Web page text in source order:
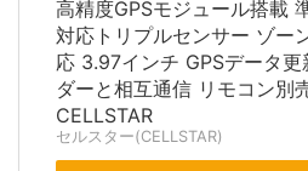
高精度GPSモジュール搭載
対応トリプルセンサー ゾー
応 3.97インチ GPSデータ
ダーと相互通信 リモコン別
CELLSTAR
セルスター(CELLSTAR)